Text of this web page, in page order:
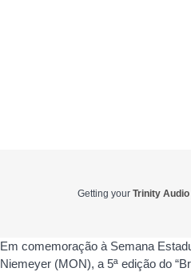
Getting your Trinity Audio
Em comemoração à Semana
Niemeyer (MON), a 5ª edição do